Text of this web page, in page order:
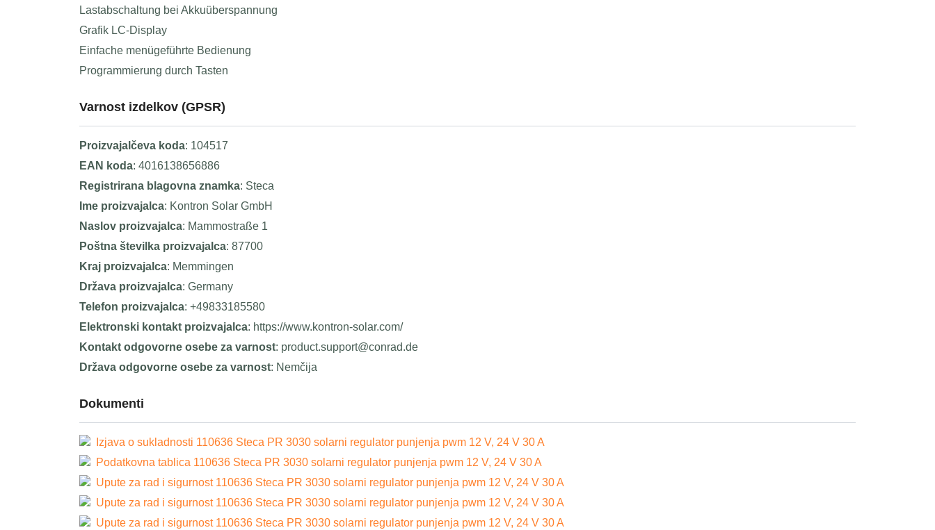
Lastabschaltung bei Akkuüberspannung
Grafik LC-Display
Einfache menügeführte Bedienung
Programmierung durch Tasten
Varnost izdelkov (GPSR)
Proizvajalčeva koda: 104517
EAN koda: 4016138656886
Registrirana blagovna znamka: Steca
Ime proizvajalca: Kontron Solar GmbH
Naslov proizvajalca: Mammostraße 1
Poštna številka proizvajalca: 87700
Kraj proizvajalca: Memmingen
Država proizvajalca: Germany
Telefon proizvajalca: +49833185580
Elektronski kontakt proizvajalca: https://www.kontron-solar.com/
Kontakt odgovorne osebe za varnost: product.support@conrad.de
Država odgovorne osebe za varnost: Nemčija
Dokumenti
Izjava o sukladnosti 110636 Steca PR 3030 solarni regulator punjenja pwm 12 V, 24 V 30 A
Podatkovna tablica 110636 Steca PR 3030 solarni regulator punjenja pwm 12 V, 24 V 30 A
Upute za rad i sigurnost 110636 Steca PR 3030 solarni regulator punjenja pwm 12 V, 24 V 30 A
Upute za rad i sigurnost 110636 Steca PR 3030 solarni regulator punjenja pwm 12 V, 24 V 30 A
Upute za rad i sigurnost 110636 Steca PR 3030 solarni regulator punjenja pwm 12 V, 24 V 30 A